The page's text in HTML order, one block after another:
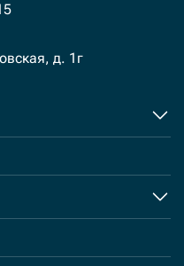
д. 1г